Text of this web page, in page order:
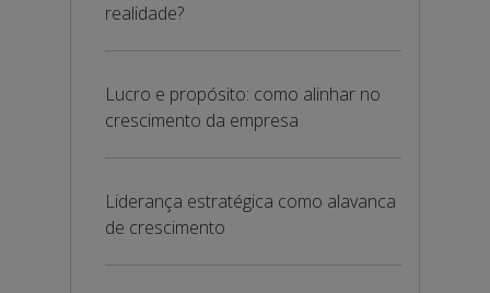
realidade?
Lucro e propósito: como alinhar no
crescimento da empresa
Liderança estratégica como alavanca
de crescimento